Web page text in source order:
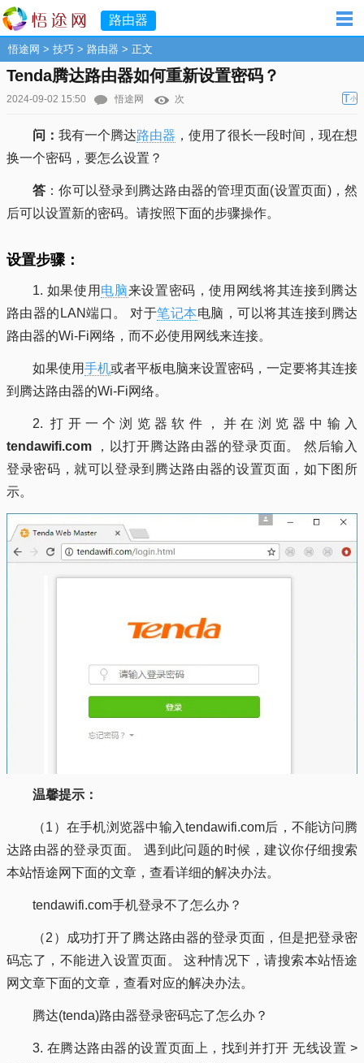
路由器
悟途网 > 技巧 > 路由器 > 正文
Tenda腾达路由器如何重新设置密码？
2024-09-02 15:50 悟途网 次 T小
问： 我有一个腾达路由器 ，使用了很长一段时间，现在想
换一个密码，要怎么设置？
答 ：你可以登录到腾达路由器的管理页面(设置页面)，然
后可以设置新的密码。请按照下面的步骤操作。
设置步骤：
1. 如果使用 电脑来设置密码，使用网线将其连接到腾达
路由器的LAN端口。 对于笔记本电脑，可以将其连接到腾达
路由器的Wi-Fi网络，而不必使用网线来连接。
如果使用手机或者平板电脑来设置密码，一定要将其连接
到腾达路由器的Wi-Fi网络。
2. 打开一个浏览器软件，并在浏览器中输入
tendawifi.com ，以打开腾达路由器的登录页面。 然后输入
登录密码，就可以登录到腾达路由器的设置页面，如下图所
示。
温馨提示：
（1）在手机浏览器中输入tendawifi.com后，不能访问腾
达路由器的登录页面。 遇到此问题的时候，建议你仔细搜索
本站悟途网下面的文章，查看详细的解决办法。
tendawifi.com手机登录不了怎么办？
（2）成功打开了腾达路由器的登录页面，但是把登录密
码忘了，不能进入设置页面。 这种情况下，请搜索本站悟途
网文章下面的文章，查看对应的解决办法。
腾达(tenda)路由器登录密码忘了怎么办？
3. 在腾达路由器的设置页面上，找到并打开 无线设置 >